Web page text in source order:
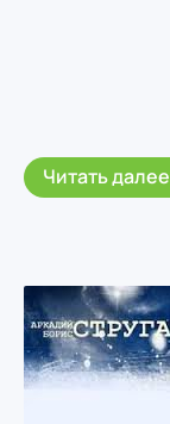
Читать далее